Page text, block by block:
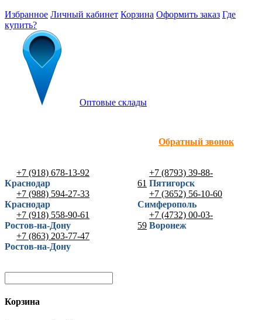
Избранное Личный кабинет Корзина Оформить заказ Где
купить?
Оптовые склады
Обратный звонок
+7 (918) 678-13-92
Краснодар
+7 (988) 594-27-33
Краснодар
+7 (918) 558-90-61
Ростов-на-Дону
+7 (863) 203-77-47
Ростов-на-Дону
+7 (8793) 39-88-
61 Пятигорск
+7 (3652) 56-10-60
Симферополь
+7 (4732) 00-03-
59 Воронеж
Корзина